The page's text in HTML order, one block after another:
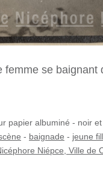
femme se baignant
papier albuminé - noir
- baignade - jeune
Niépce, Ville de